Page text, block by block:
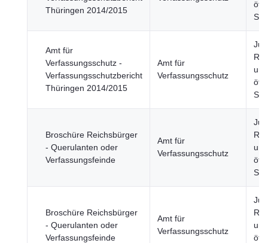
Thüringen 2014/2015
Amt für
Verfassungsschutz -
Verfassungsschutzbericht
Thüringen 2014/2015
Amt für
Verfassungsschutz
und
Broschüre Reichsbürger
- Querulanten oder
Verfassungsfeinde
Amt für
Verfassungsschutz
und
Broschüre Reichsbürger
- Querulanten oder
Verfassungsfeinde
Amt für
Verfassungsschutz
und